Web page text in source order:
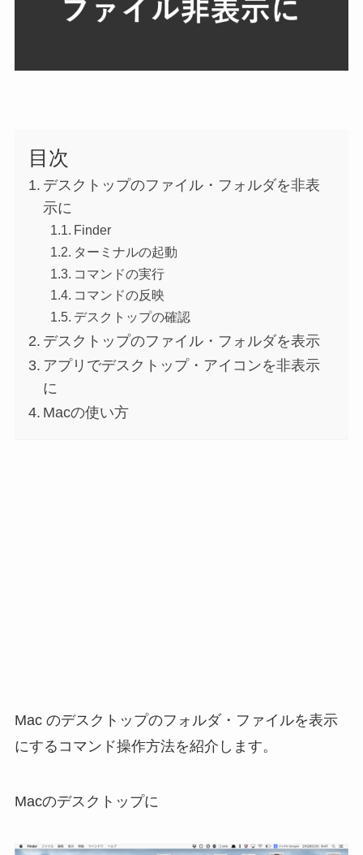
目次
デスクトップのファイル・フォルダを非表
示に
Finder
ターミナルの起動
コマンドの実行
コマンドの反映
デスクトップの確認
デスクトップのファイル・フォルダを表示
アプリでデスクトップ・アイコンを非表示
に
Macの使い方
Mac のデスクトップのフォルダ・ファイルを表示
にするコマンド操作方法を紹介します。
Macのデスクトップに